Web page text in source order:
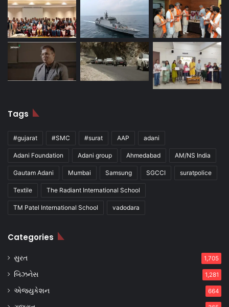
Tags
#gujarat #SMC #surat AAP adani
Adani Foundation Adani group Ahmedabad AM/NS India
Gautam Adani Mumbai Samsung SGCCI suratpolice
Textile The Radiant International School
TM Patel International School vadodara
Categories
સુરત 1,705
બિઝનેસ 1,281
એજ્યુકેશન 664